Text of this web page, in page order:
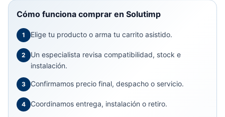
Cómo funciona comprar en Solutimp
1 Elige tu producto o arma tu carrito asistido.
2
Un especialista revisa compatibilidad, stock e
instalación.
3 Confirmamos precio final, despacho o servicio.
4 Coordinamos entrega, instalación o retiro.